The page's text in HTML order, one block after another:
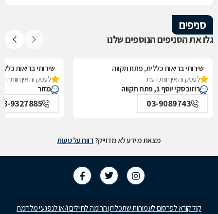
סניפים
גלו את הסניפים הנוספים שלנו
שירותי בריאות כללית, פתח תקווה
לעסק זה אין חוות דעת
רוזובסקי יוסף 1, פתח תקווה
03-9089743
שירותי בריאות
לעסק זה אין חוות
מזור
9327885
מצאת מידע לא מדוייק?דווח על טעות
קול קורא לפרסום לעמותות שתכליתן תרומה לחיילים ו/או לנפגעי מלחמת